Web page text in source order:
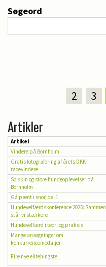
Søgeord
2 3
Artikler
Artikel
Vindere på Bornholm
Gratis fotografering af årets DKK-
racevindere
Solskin og store hundeoplevelser på
Bornholm
Gå pænt i snor, del 1
Hundevelfærdskonference 2025: Sammen
står vi stærkere
Hundevelfærd i teori og praksis
Mange ansøgninger om
konkurrencemedaljer
Fire nye elitehingste